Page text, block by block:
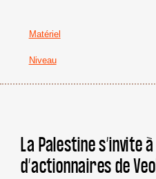
Matériel
Niveau
La Palestine s’invite
d’actionnaires de